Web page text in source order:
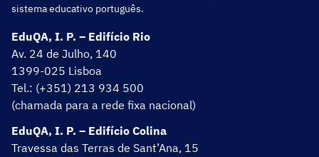
sistema educativo português.
EduQA, I. P. – Edifício Rio
Av. 24 de Julho, 140
1399-025 Lisboa
Tel.: (+351) 213 934 500
(chamada para a rede fixa nacional)
EduQA, I. P. – Edifício Colina
Travessa das Terras de Sant’Ana, 15